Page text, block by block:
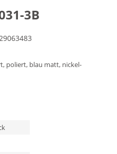
3B
poliert, blau matt, nickel-